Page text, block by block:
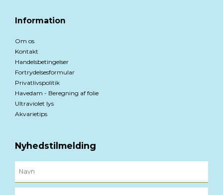
Information
Om os
Kontakt
Handelsbetingelser
Fortrydelsesformular
Privatlivspolitik
Havedam - Beregning af folie
Ultraviolet lys
Akvarietips
Nyhedstilmelding